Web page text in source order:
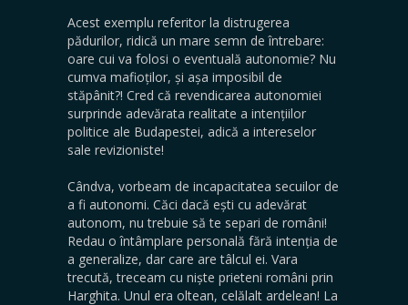
Acest exemplu referitor la distrugerea
pădurilor, ridică un mare semn de întrebare:
oare cui va folosi o eventuală autonomie? Nu
cumva mafioților, și așa imposibil de
stăpânit?! Cred că revendicarea autonomiei
surprinde adevărata realitate a intențiilor
politice ale Budapestei, adică a intereselor
sale revizioniste!
Cândva, vorbeam de incapacitatea secuilor de
a fi autonomi. Căci dacă ești cu adevărat
autonom, nu trebuie să te separi de români!
Redau o întâmplare personală fără intenția de
a generalize, dar care are tâlcul ei. Vara
trecută, treceam cu niște prieteni români prin
Harghita. Unul era oltean, celălalt ardelean! La